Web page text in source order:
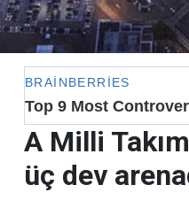
A Milli
üç dev